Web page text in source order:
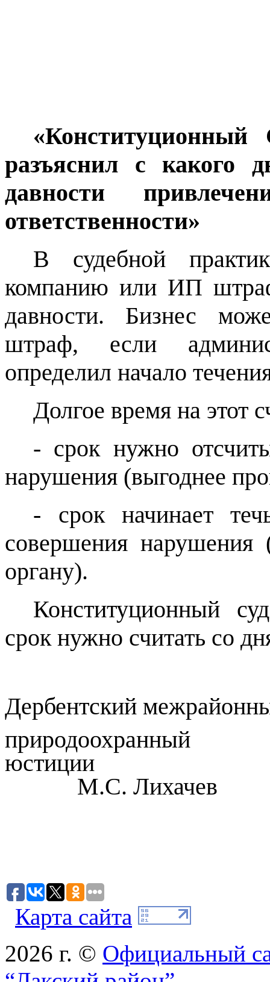
«Конституционный
разъяснил с какого
давности
ответственности»
В судебной
компанию или ИП
давности. Бизнес
штраф, если
определил начало
Долгое время на этот
- срок нужно
нарушения (выгоднее
- срок начинает
совершения нарушения
органу).
Конституционный
срок нужно считать со
Дербентский
юстиции
М.С. Лихачев
Карта сайта
2026 г. © Официальный